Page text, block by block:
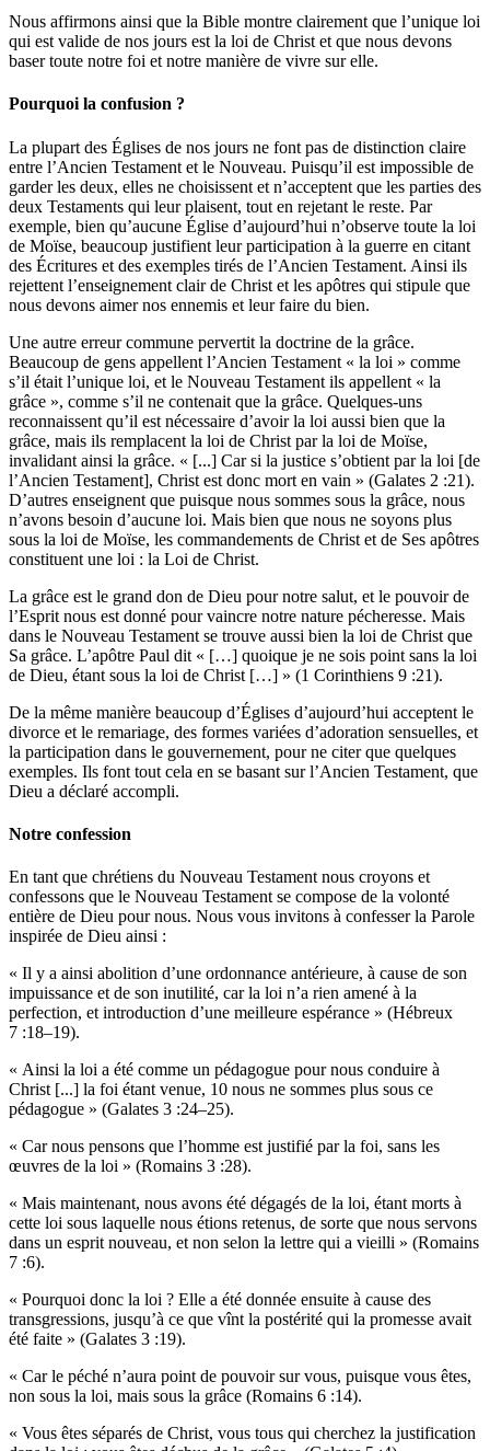
Nous affirmons ainsi que la Bible montre clairement que l’unique loi
qui est valide de nos jours est la loi de Christ et que nous devons
baser toute notre foi et notre manière de vivre sur elle.
Pourquoi la confusion ?
La plupart des Églises de nos jours ne font pas de distinction claire
entre l’Ancien Testament et le Nouveau. Puisqu’il est impossible de
garder les deux, elles ne choisissent et n’acceptent que les parties des
deux Testaments qui leur plaisent, tout en rejetant le reste. Par
exemple, bien qu’aucune Église d’aujourd’hui n’observe toute la loi
de Moïse, beaucoup justifient leur participation à la guerre en citant
des Écritures et des exemples tirés de l’Ancien Testament. Ainsi ils
rejettent l’enseignement clair de Christ et les apôtres qui stipule que
nous devons aimer nos ennemis et leur faire du bien.
Une autre erreur commune pervertit la doctrine de la grâce.
Beaucoup de gens appellent l’Ancien Testament « la loi » comme
s’il était l’unique loi, et le Nouveau Testament ils appellent « la
grâce », comme s’il ne contenait que la grâce. Quelques-uns
reconnaissent qu’il est nécessaire d’avoir la loi aussi bien que la
grâce, mais ils remplacent la loi de Christ par la loi de Moïse,
invalidant ainsi la grâce. « [...] Car si la justice s’obtient par la loi [de
l’Ancien Testament], Christ est donc mort en vain » (Galates 2 :21).
D’autres enseignent que puisque nous sommes sous la grâce, nous
n’avons besoin d’aucune loi. Mais bien que nous ne soyons plus
sous la loi de Moïse, les commandements de Christ et de Ses apôtres
constituent une loi : la Loi de Christ.
La grâce est le grand don de Dieu pour notre salut, et le pouvoir de
l’Esprit nous est donné pour vaincre notre nature pécheresse. Mais
dans le Nouveau Testament se trouve aussi bien la loi de Christ que
Sa grâce. L’apôtre Paul dit « […] quoique je ne sois point sans la loi
de Dieu, étant sous la loi de Christ […] » (1 Corinthiens 9 :21).
De la même manière beaucoup d’Églises d’aujourd’hui acceptent le
divorce et le remariage, des formes variées d’adoration sensuelles, et
la participation dans le gouvernement, pour ne citer que quelques
exemples. Ils font tout cela en se basant sur l’Ancien Testament, que
Dieu a déclaré accompli.
Notre confession
En tant que chrétiens du Nouveau Testament nous croyons et
confessons que le Nouveau Testament se compose de la volonté
entière de Dieu pour nous. Nous vous invitons à confesser la Parole
inspirée de Dieu ainsi :
« Il y a ainsi abolition d’une ordonnance antérieure, à cause de son
impuissance et de son inutilité, car la loi n’a rien amené à la
perfection, et introduction d’une meilleure espérance » (Hébreux
7 :18–19).
« Ainsi la loi a été comme un pédagogue pour nous conduire à
Christ [...] la foi étant venue, 10 nous ne sommes plus sous ce
pédagogue » (Galates 3 :24–25).
« Car nous pensons que l’homme est justifié par la foi, sans les
œuvres de la loi » (Romains 3 :28).
« Mais maintenant, nous avons été dégagés de la loi, étant morts à
cette loi sous laquelle nous étions retenus, de sorte que nous servons
dans un esprit nouveau, et non selon la lettre qui a vieilli » (Romains
7 :6).
« Pourquoi donc la loi ? Elle a été donnée ensuite à cause des
transgressions, jusqu’à ce que vînt la postérité qui la promesse avait
été faite » (Galates 3 :19).
« Car le péché n’aura point de pouvoir sur vous, puisque vous êtes,
non sous la loi, mais sous la grâce (Romains 6 :14).
« Vous êtes séparés de Christ, vous tous qui cherchez la justification